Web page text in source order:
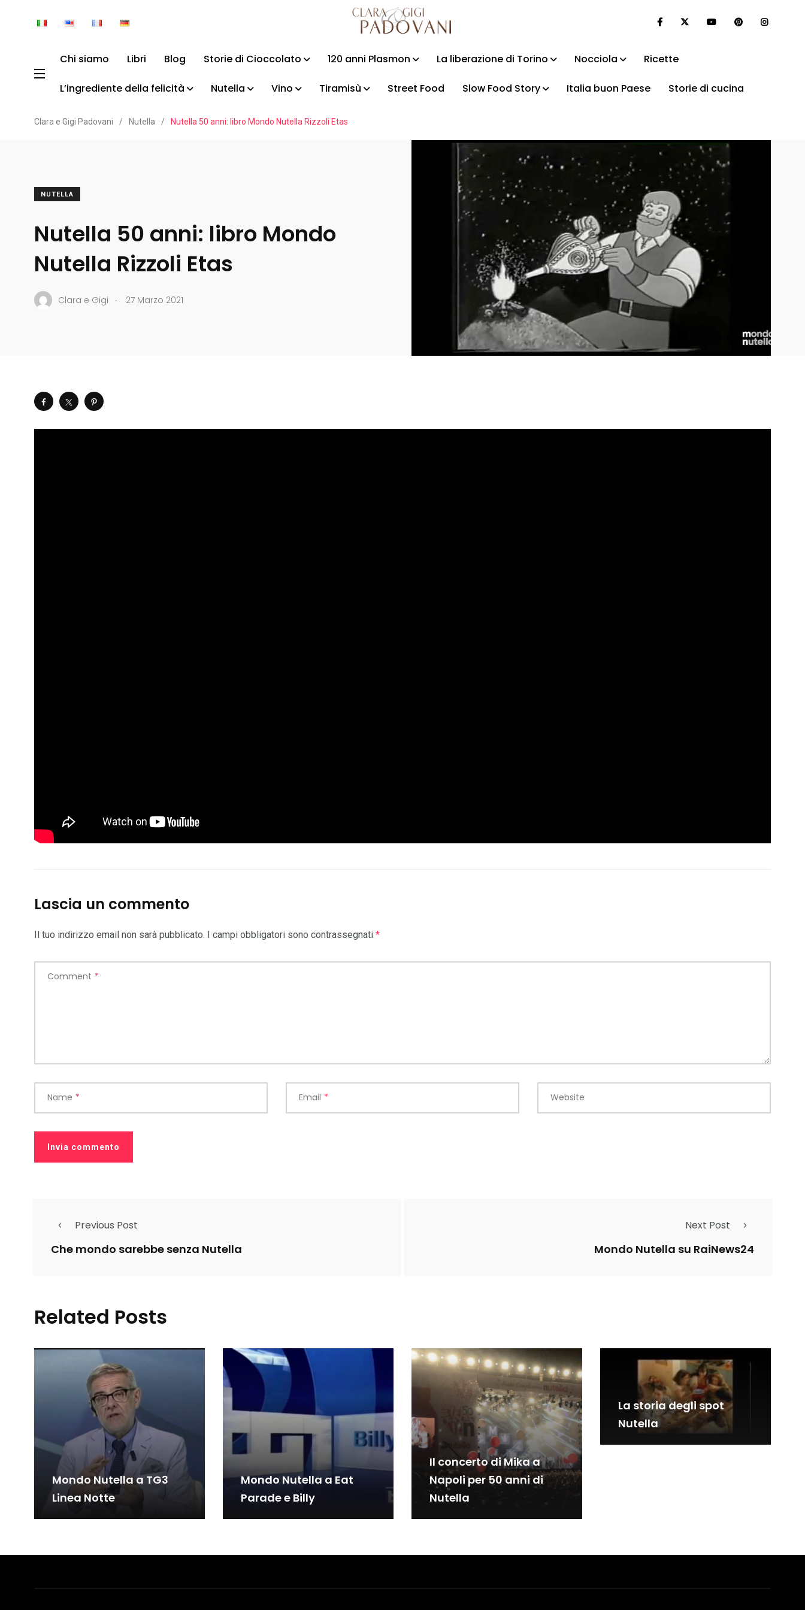
Chi siamo Libri Blog Storie di Cioccolato 120 anni Plasmon La liberazione di Torino Nocciola Ricette
L’ingrediente della felicità Nutella Vino Tiramisù Street Food Slow Food Story Italia buon Paese Storie di cucina
Clara e Gigi Padovani / Nutella / Nutella 50 anni: libro Mondo Nutella Rizzoli Etas
NUTELLA
Nutella 50 anni: libro Mondo
Nutella Rizzoli Etas
Clara e Gigi . 27 Marzo 2021
Lascia un commento
Il tuo indirizzo email non sarà pubblicato. I campi obbligatori sono contrassegnati *
Comment *
Name * Email * Website
Previous Post
Che mondo sarebbe senza Nutella
Next Post
Mondo Nutella su RaiNews24
Related Posts
Mondo Nutella a TG3
Linea Notte
Mondo Nutella a Eat
Parade e Billy
Il concerto di Mika a
Napoli per 50 anni di
Nutella
La storia degli spot
Nutella